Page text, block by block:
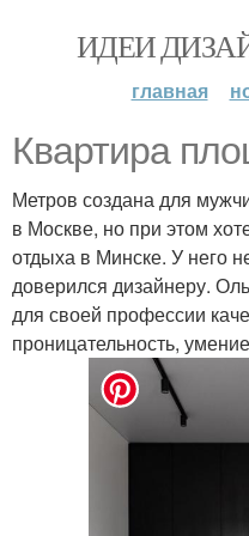
ИДЕИ
главная
Квартира
Метров создана для
в Москве, но при этом
отдыха в Минске. У него
доверился дизайнеру.
для своей профессии
проницательность,